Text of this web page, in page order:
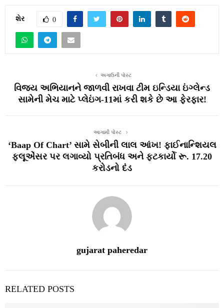
શેર 0
અગાઉની પોસ્ટ
વિજય અભિયાનને જાળવી રાખવા ટીમ ઇન્ડિયા ઇંગ્લેન્ડ
સામેની મેચ માટે પ્લેઇંગ-11માં કરી શકે છે આ ફેરફાર!
આગામી પોસ્ટ
‘Baap Of Chart’ સામે સેબીની લાલ આંખ! ફાઈનાન્શિયલ
ફ્લૂએંસર પર લગાવ્યો પ્રતિબંધ અને ફટકાર્યો રૂ. 17.20
કરોડનો દંડ
gujarat paheredar
RELATED POSTS